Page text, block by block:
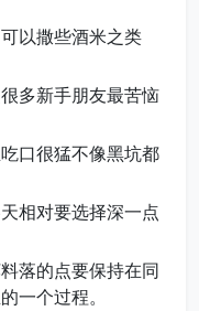
以撒些酒米之类
多新手朋友最苦恼
吃口很猛不像黑坑都
相对要选择深一点
落的点要保持在同
一个过程。